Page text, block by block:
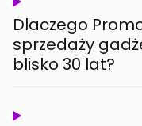
Dlaczego
sprzedaży
blisko 30 lat?